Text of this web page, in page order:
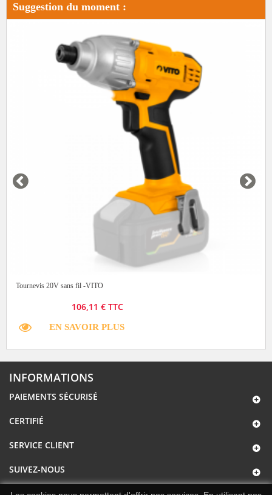
Suggestion du moment :
Tournevis 20V sans fil -VITO
106,11 € TTC
EN SAVOIR PLUS
INFORMATIONS
PAIEMENTS SÉCURISÉ
CERTIFIÉ
SERVICE CLIENT
SUIVEZ-NOUS